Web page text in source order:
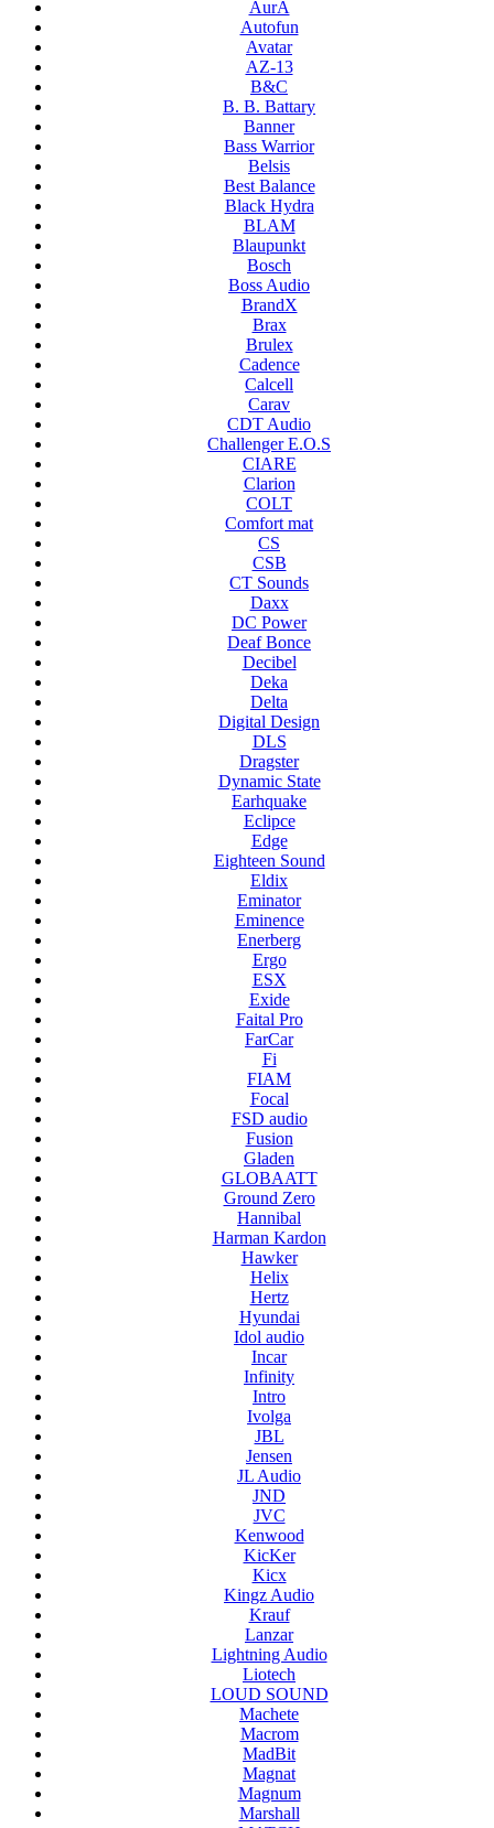
AurA
Autofun
Avatar
AZ-13
B&C
B. B. Battary
Banner
Bass Warrior
Belsis
Best Balance
Black Hydra
BLAM
Blaupunkt
Bosch
Boss Audio
BrandX
Brax
Brulex
Cadence
Calcell
Carav
CDT Audio
Challenger E.O.S
CIARE
Clarion
COLT
Comfort mat
CS
CSB
CT Sounds
Daxx
DC Power
Deaf Bonce
Decibel
Deka
Delta
Digital Design
DLS
Dragster
Dynamic State
Earhquake
Eclipce
Edge
Eighteen Sound
Eldix
Eminator
Eminence
Enerberg
Ergo
ESX
Exide
Faital Pro
FarCar
Fi
FIAM
Focal
FSD audio
Fusion
Gladen
GLOBAATT
Ground Zero
Hannibal
Harman Kardon
Hawker
Helix
Hertz
Hyundai
Idol audio
Incar
Infinity
Intro
Ivolga
JBL
Jensen
JL Audio
JND
JVC
Kenwood
KicKer
Kicx
Kingz Audio
Krauf
Lanzar
Lightning Audio
Liotech
LOUD SOUND
Machete
Macrom
MadBit
Magnat
Magnum
Marshall